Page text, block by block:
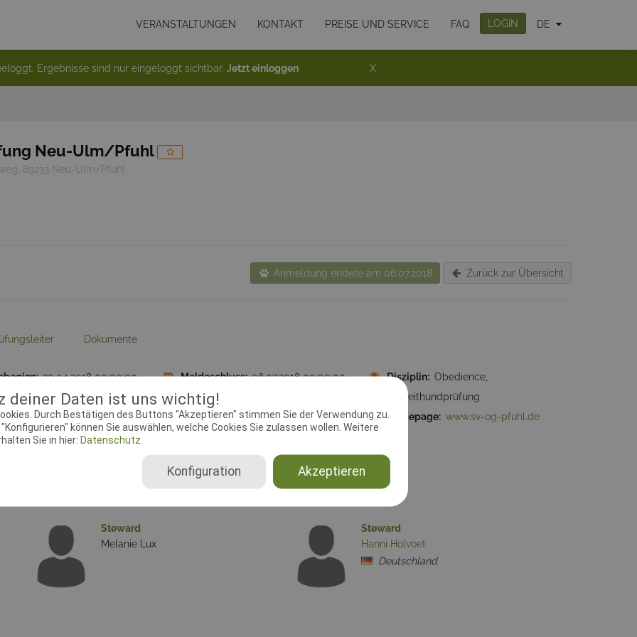
deiner Daten ist uns wichtig!
Durch Bestätigen des Buttons "Akzeptieren" stimmen Sie der Verwendung zu.
können Sie auswählen, welche Cookies Sie zulassen wollen. Weitere
Sie in hier: Datenschutz.
Akzeptieren
Konfiguration
VERANSTALTUNGEN KONTAKT PREISE UND SERVICE FAQ LOGIN DE
Ergebnisse sind nur eingeloggt sichtbar. Jetzt einloggen X
Neu-Ulm/Pfuhl
89233 Neu-Ulm/Pfuhl
Anmeldung endete am 06.07.2018 Zurück zur Übersicht
Dokumente
30.04.2018 00:00:00 Meldeschluss:06.07.2018 00:00:00 Disziplin: Obedience,
Begleithundprüfung
Krummenweg, 89233 Neu-
Rassen: alle Rassen Homepage: www.sv-og-pfuhl.de
Steward
Melanie Lux
Steward
Hanni Holvoet
Deutschland